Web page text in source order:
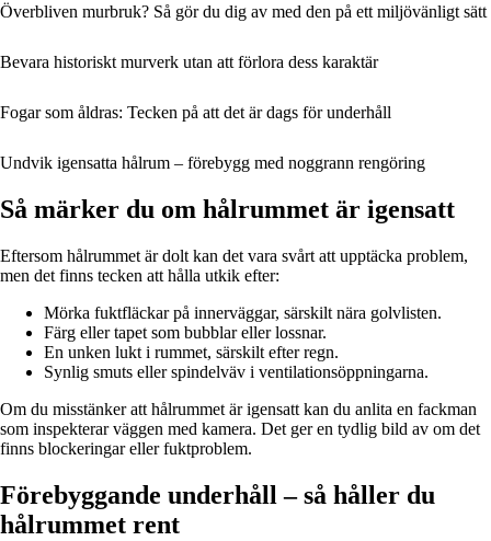
Överbliven murbruk? Så gör du dig av med den på ett miljövänligt sätt
Bevara historiskt murverk utan att förlora dess karaktär
Fogar som åldras: Tecken på att det är dags för underhåll
Undvik igensatta hålrum – förebygg med noggrann rengöring
Så märker du om hålrummet är igensatt
Eftersom hålrummet är dolt kan det vara svårt att upptäcka problem,
men det finns tecken att hålla utkik efter:
Mörka fuktfläckar på innerväggar, särskilt nära golvlisten.
Färg eller tapet som bubblar eller lossnar.
En unken lukt i rummet, särskilt efter regn.
Synlig smuts eller spindelväv i ventilationsöppningarna.
Om du misstänker att hålrummet är igensatt kan du anlita en fackman
som inspekterar väggen med kamera. Det ger en tydlig bild av om det
finns blockeringar eller fuktproblem.
Förebyggande underhåll – så håller du
hålrummet rent